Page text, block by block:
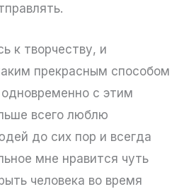
к творчеству, и
прекрасным способом
с этим
всего люблю
до сих пор и всегда
мне нравится чуть
человека во время